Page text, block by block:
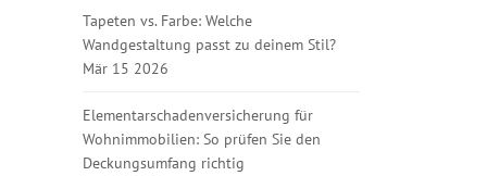
Tapeten vs. Farbe: Welche
Wandgestaltung passt zu deinem Stil?
Mär 15 2026
Elementarschadenversicherung für
Wohnimmobilien: So prüfen Sie den
Deckungsumfang richtig